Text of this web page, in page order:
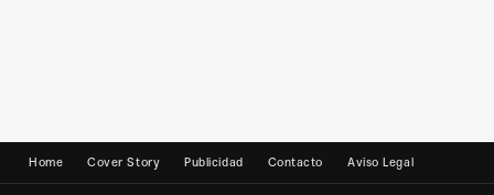
Home Cover Story Publicidad Contacto Aviso Legal